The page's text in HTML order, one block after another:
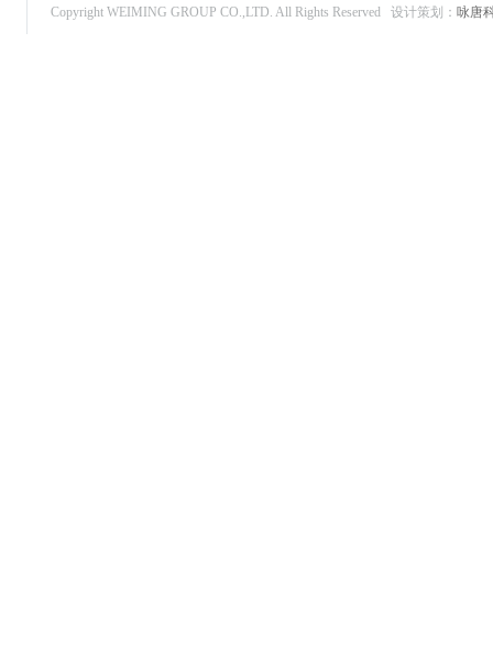
Copyright WEIMING GROUP CO.,LTD. All Rights Reserved
设计策划： 咏唐